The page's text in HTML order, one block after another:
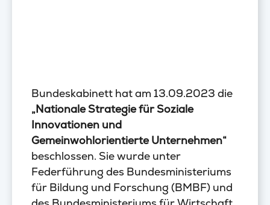
Bundeskabinett hat am 13.09.2023 die
„Nationale Strategie für Soziale
Innovationen und
Gemeinwohlorientierte Unternehmen“
beschlossen. Sie wurde unter
Federführung des Bundesministeriums
für Bildung und Forschung (BMBF) und